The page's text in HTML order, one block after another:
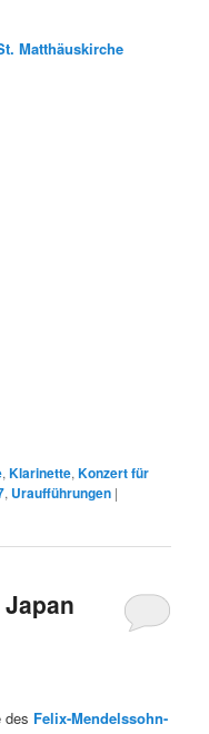
Matthäuskirche
,Klarinette,Konzert für
, Uraufführungen |
des Felix-Mendelssohn-